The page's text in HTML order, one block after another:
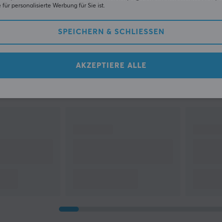
« Vorherige 1 .. 8 9
für personalisierte Werbung für Sie ist.
SPEICHERN & SCHLIESSEN
AKZEPTIERE ALLE